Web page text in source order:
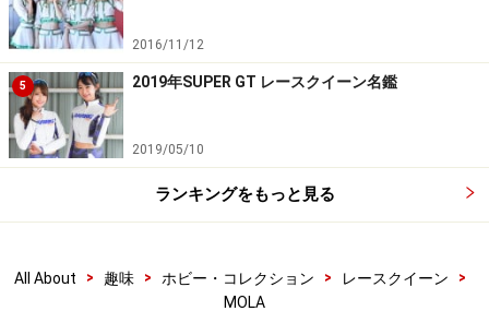
2016/11/12
5 2019年SUPER GT レースクイーン名鑑
2019/05/10
ランキングをもっと見る
All About > 趣味 > ホビー・コレクション > レースクイーン
>
MOLA